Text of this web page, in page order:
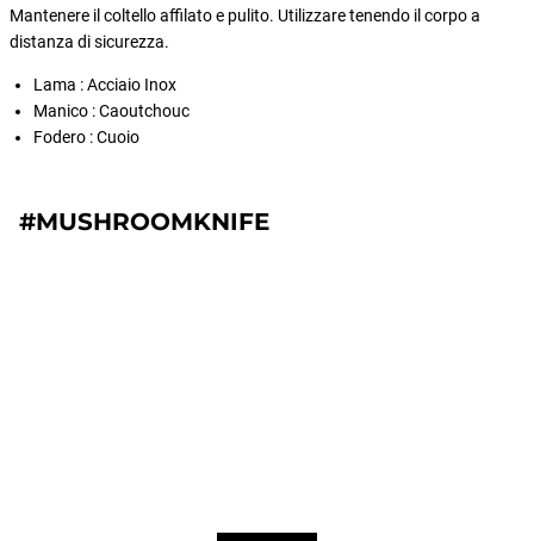
Mantenere il coltello affilato e pulito. Utilizzare tenendo il corpo a
distanza di sicurezza.
Lama : Acciaio Inox
Manico : Caoutchouc
Fodero : Cuoio
#MUSHROOMKNIFE